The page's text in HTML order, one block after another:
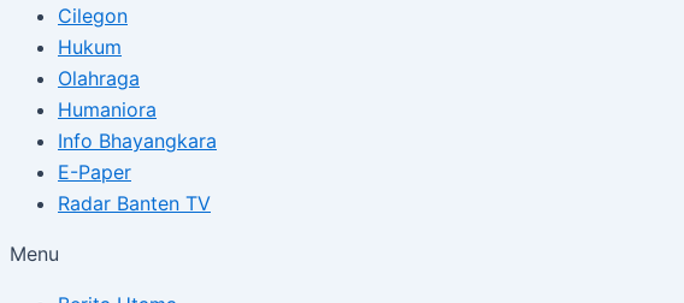
Cilegon
Hukum
Olahraga
Humaniora
Info Bhayangkara
E-Paper
Radar Banten TV
Menu